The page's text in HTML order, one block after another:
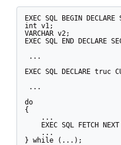
EXEC SQL BEGIN DECLARE
int v1;
VARCHAR v2;
EXEC SQL END DECLARE
...
EXEC SQL DECLARE truc
...
do
{
    ...
EXEC SQL FETCH
    ...
} while (...);